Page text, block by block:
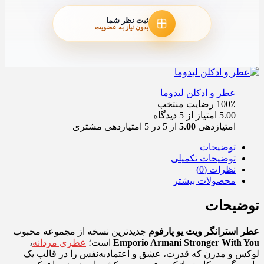
ثبت نظر شما
بدون نیاز به عضویت
عطر و ادکلن لیدوما
100٪ رضایت
منتخب
5.00 امتیاز از 5 دیدگاه
امتیازدهی 5.00 از 5 در 5 امتیازدهی مشتری
توضیحات
توضیحات تکمیلی
نظرات (0)
محصولات بیشتر
توضیحات
عطر استرانگر ویت یو پارفوم جدیدترین نسخه از مجموعه محبوب
Emporio Armani Stronger With You است؛ عطری مردانه،
لوکس و مدرن که قدرت، عشق و اعتماد‌به‌نفس را در قالب یک